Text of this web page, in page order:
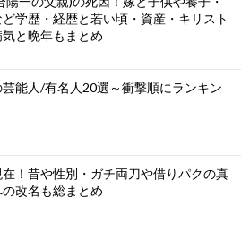
学歴・経歴と若い頃・資産・キリスト
と晩年もまとめ
能人/有名人20選～衝撃順にランキン
！昔や性別・ガチ両刀や借りパクの真
改名も総まとめ